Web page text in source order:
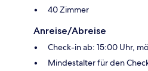
40 Zimmer
Anreise/Abreise
Check-in ab: 15:00 Uhr,
Mindestalter für den